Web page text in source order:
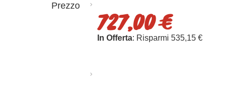
Prezzo
727,00 €
In Offerta: Risparmi 535,15 €